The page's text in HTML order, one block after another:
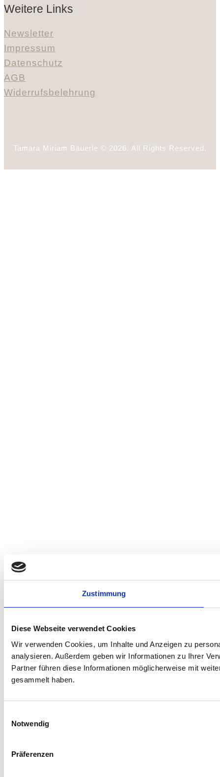
Zustimmung
Diese Webseite verwendet Cookies
Wir verwenden Cookies, um Inhalte und Anzeigen zu
analysieren. Außerdem geben wir Informationen zu Ihrer
Partner führen diese Informationen möglicherweise mit
gesammelt haben.
Notwendig
Präferenzen
Weitere Links
Newsletter
Impressum
Datenschutz
AGB
Widerrufsbelehrung
Tamara Miriam Bäuerle © 2026. All Rights Reserved.